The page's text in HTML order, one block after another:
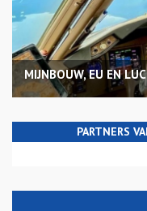
MIJNBOUW, EU EN
PARTNERS